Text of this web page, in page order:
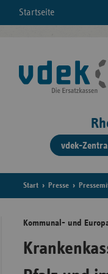
Startseite
vdek-
Start Presse
Kommunal- und